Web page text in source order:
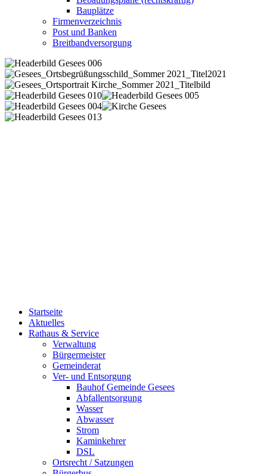
Bauplätze
Firmenverzeichnis
Post und Banken
Breitbandversorgung
Startseite
Aktuelles
Rathaus & Service
Verwaltung
Bürgermeister
Gemeinderat
Ver- und Entsorgung
Bauhof Gemeinde Gesees
Abfallentsorgung
Wasser
Abwasser
Strom
Kaminkehrer
DSL
Ortsrecht / Satzungen